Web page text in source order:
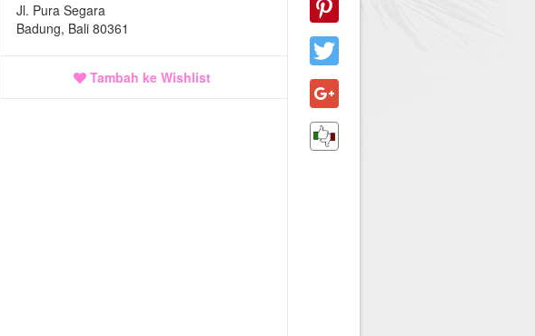
Terms of Service
Karir@1001malam
Affiliate Reward
Jl. Pura Segara
Badung, Bali 80361
Tambah ke Wishlist